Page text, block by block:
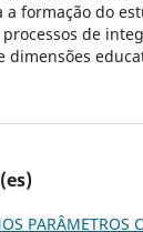
formação do
de
dimensões
PARÂMETROS